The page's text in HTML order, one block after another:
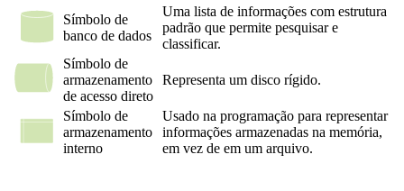
Símbolo de
banco de dados
Uma lista de informações com estrutura
padrão que permite pesquisar e
classificar.
Símbolo de
armazenamento
de acesso direto
Representa um disco rígido.
Símbolo de
armazenamento
interno
Usado na programação para representar
informações armazenadas na memória,
em vez de em um arquivo.